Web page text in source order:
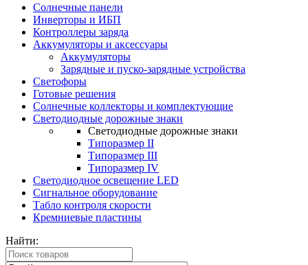
Солнечные панели
Инверторы и ИБП
Контроллеры заряда
Аккумуляторы и аксессуары
Аккумуляторы
Зарядные и пуско-зарядные устройства
Светофоры
Готовые решения
Солнечные коллекторы и комплектующие
Светодиодные дорожные знаки
Светодиодные дорожные знаки
Типоразмер II
Типоразмер III
Типоразмер IV
Светодиодное освещение LED
Сигнальное оборудование
Табло контроля скорости
Кремниевые пластины
Найти: